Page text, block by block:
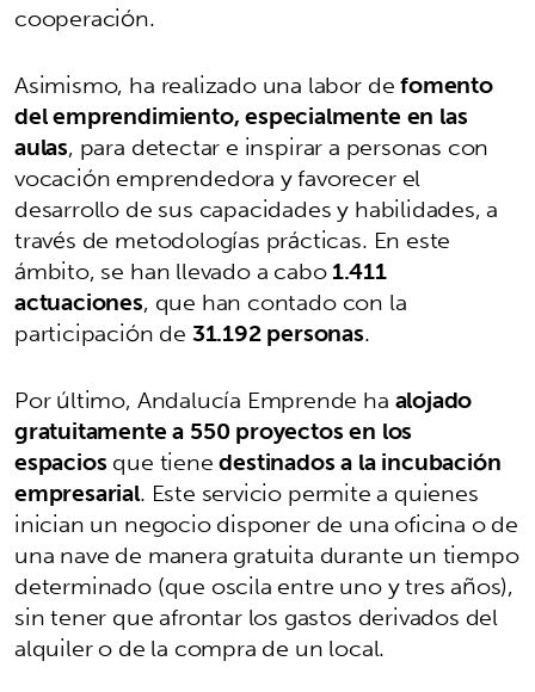
cooperación.
Asimismo, ha realizado una labor defomento
del emprendimiento, especialmente en las
aulas, para detectar e inspirar a personas con
vocación emprendedora y favorecer el
desarrollo de sus capacidades y habilidades, a
través de metodologías prácticas. En este
ámbito, se han llevado a cabo1.411
actuaciones, que han contado con la
participación de31.192 personas.
Por último, Andalucía Emprende haalojado
gratuitamente a 550 proyectos en los
espaciosque tienedestinados a la incubación
empresarial. Este servicio permite a quienes
inician un negocio disponer de una oficina o de
una nave de manera gratuita durante un tiempo
determinado (que oscila entre uno y tres años),
sin tener que afrontar los gastos derivados del
alquiler o de la compra de un local.